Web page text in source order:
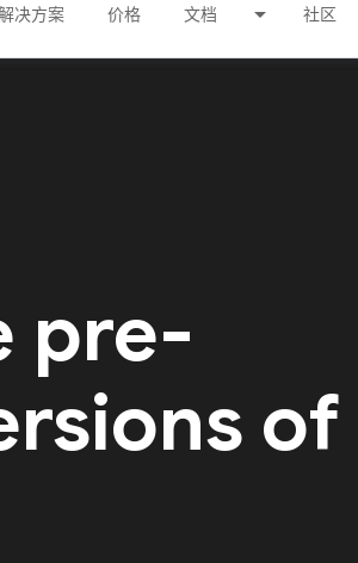
决方案 价格 文档 社区
pre-
of